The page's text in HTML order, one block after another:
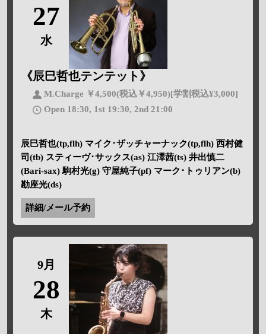
27
水
《辰巳哲也テンテット》
M.Charge ￥4,500(税込￥4,950)[学割税込¥3,000]
Open 18:30, 1st 19:30, 2nd 21:00
辰巳哲也(tp,flh) マイク･ザッチャーナック(tp,flh) 西村健
司(tb) スティーヴ･サックス(as) 江澤茜(ts) 井出慎二
(Bari-sax) 駒村光(g) 守屋純子(pf) マーク･トゥリアン(b)
勘座光(ds)
詳細/メール予約
9月
28
木